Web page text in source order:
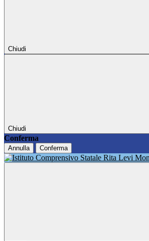
Chiudi
Chiudi
Conferma
Annulla Conferma